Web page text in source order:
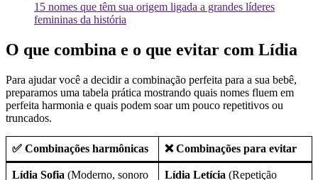
15 nomes que têm sua origem ligada a grandes líderes
femininas da história
O que combina e o que evitar com Lídia
Para ajudar você a decidir a combinação perfeita para a sua bebê,
preparamos uma tabela prática mostrando quais nomes fluem em
perfeita harmonia e quais podem soar um pouco repetitivos ou
truncados.
✅ Combinações harmônicas ❌ Combinações para evitar
Lídia Sofia (Moderno, sonoro
Lídia Letícia (Repetição